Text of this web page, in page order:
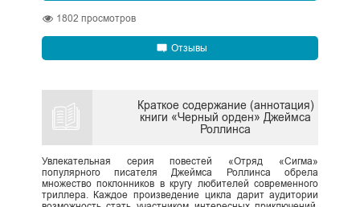
1802 просмотров
Отзывы
Краткое содержание (аннотация)
книги «Черный орден» Джеймса
Роллинса
Увлекательная серия повестей «Отряд «Сигма»
популярного писателя Джеймса Роллинса обрела
множество поклонников в кругу любителей современного
триллера. Каждое произведение цикла дарит аудитории